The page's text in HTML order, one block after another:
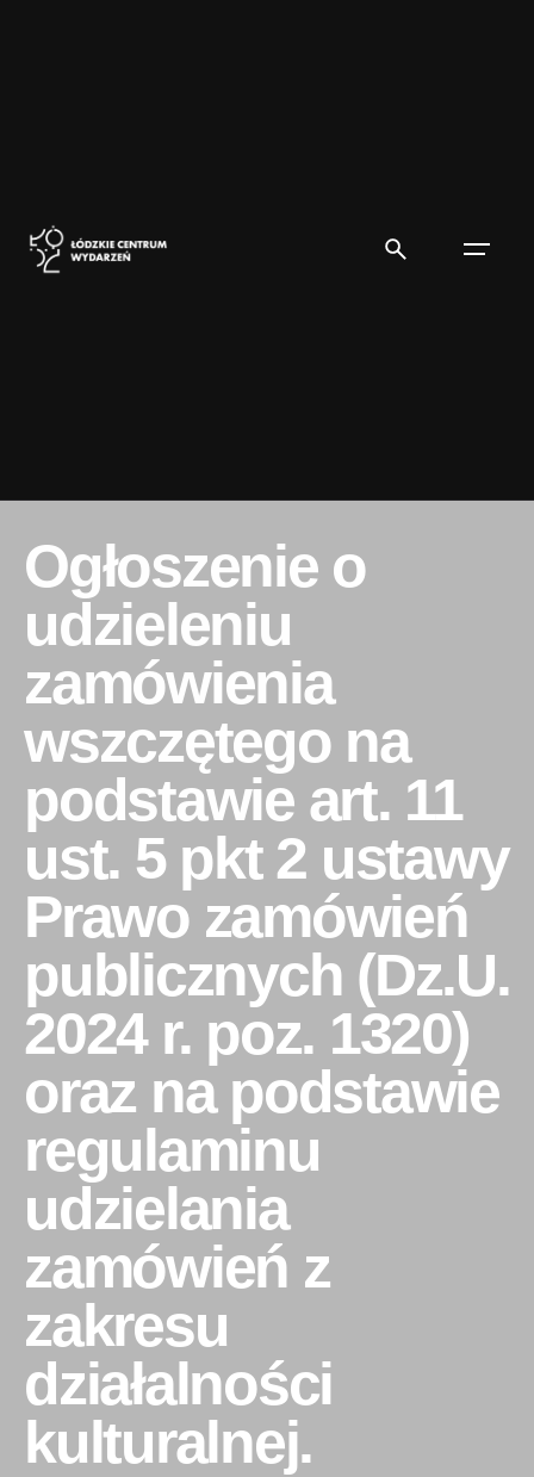
Ogłoszenie o
udzieleniu
zamówienia
wszczętego na
podstawie art. 11
ust. 5 pkt 2 ustawy
Prawo zamówień
publicznych (Dz.U.
2024 r. poz. 1320)
oraz na podstawie
regulaminu
udzielania
zamówień z
zakresu
działalności
kulturalnej.